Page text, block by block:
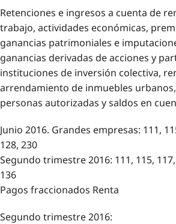
Retenciones e ingresos a cuenta de
trabajo, actividades económicas,
ganancias patrimoniales e
ganancias derivadas de acciones y
instituciones de inversión colectiva,
arrendamiento de inmuebles
personas autorizadas y saldos en
Junio 2016. Grandes empresas: 111,
128, 230
Segundo trimestre 2016: 111, 115,
136
Pagos fraccionados Renta
Segundo trimestre 2016: